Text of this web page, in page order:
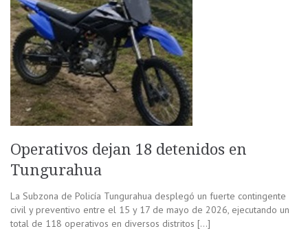
Operativos dejan 18 detenidos en
Tungurahua
La Subzona de Policía Tungurahua desplegó un fuerte contingente
civil y preventivo entre el 15 y 17 de mayo de 2026, ejecutando un
total de 118 operativos en diversos distritos […]